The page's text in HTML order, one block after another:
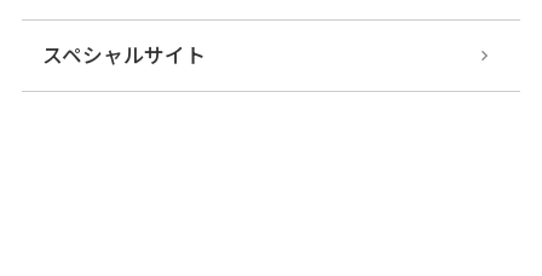
スペシャルサイト